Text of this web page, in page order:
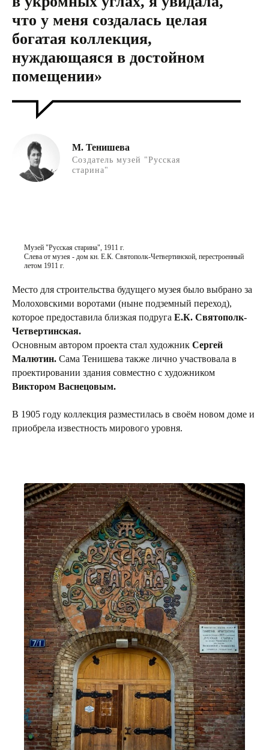
что у меня создалась целая
богатая коллекция,
нуждающаяся в достойном
помещении»
М. Тенишева
Создатель музей "Русская
старина"
Музей "Русская старина", 1911 г.
Слева от музея - дом кн. Е.К. Святополк-Четвертинской, перестроенный
летом 1911 г.
Место для строительства будущего музея было выбрано за
Молоховскими воротами (ныне подземный переход),
которое предоставила близкая подруга Е.К. Святополк-
Четвертинская.
Основным автором проекта стал художник Сергей
Малютин. Сама Тенишева также лично участвовала в
проектировании здания совместно с художником
Виктором Васнецовым.
В 1905 году коллекция разместилась в своём новом доме и
приобрела известность мирового уровня.